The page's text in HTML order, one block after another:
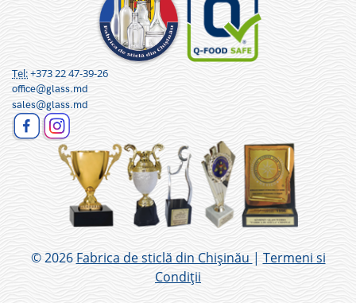
Tel:+373 22 47-39-26
office@glass.md
sales@glass.md
© 2026 Fabrica de sticlă din Chișinău | Termeni si
Condiții